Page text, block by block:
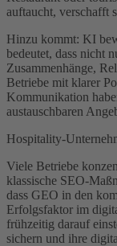
auftaucht, verschafft
Hinzu kommt: KI
bedeutet, dass nicht
Zusammenhänge,
Betriebe mit klarer
Kommunikation
austauschbaren
Hospitality-
Viele Betriebe
klassische SEO-
dass GEO in den
Erfolgsfaktor im
frühzeitig darauf
sichern und ihre